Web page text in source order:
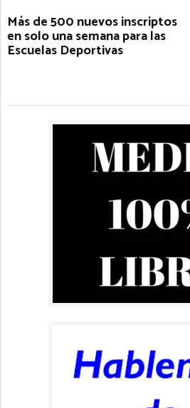
Más de 500 nuevos inscriptos
en solo una semana para las
Escuelas Deportivas